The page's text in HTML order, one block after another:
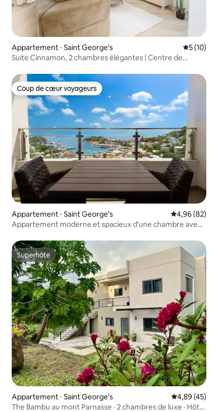
Appartement ⋅ Saint George's
5 (10)
Suite Cinnamon, 2 chambres élégantes | Centre de
Coup de cœur voyageurs
Coup de cœur voyageurs
Appartement ⋅ Saint George's Évaluation
4,96 (82)
Appartement moderne et spacieux d'une chambre avec
Superhôte
Superhôte
Appartement ⋅ Saint George's Évaluation
4,89 (45)
The Bambu au mont Parnasse · 2 chambres de luxe · Hôte